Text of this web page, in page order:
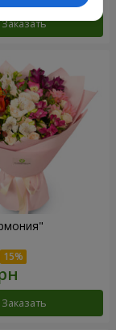
Заказать
Заказать